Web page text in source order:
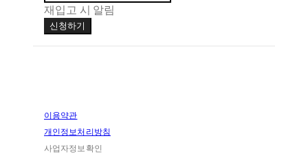
재입고 시 알림
신청하기
이용약관
개인정보처리방침
사업자정보확인